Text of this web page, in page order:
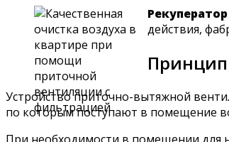
действия,
Устройство приточно-вытяжной
по которым поступают в помещение